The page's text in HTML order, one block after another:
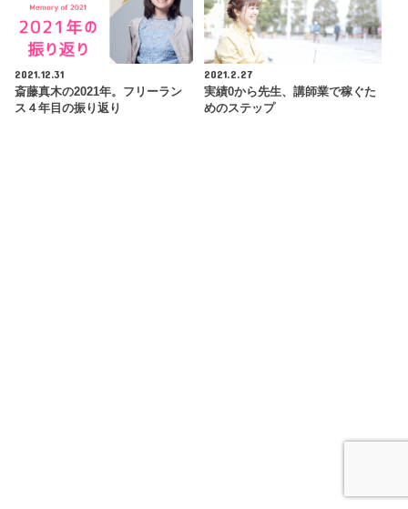
2021.12.31
斎藤真木の2021年。フリーラン
ス４年目の振り返り
2021.2.27
実績0から先生、講師業で稼ぐた
めのステップ